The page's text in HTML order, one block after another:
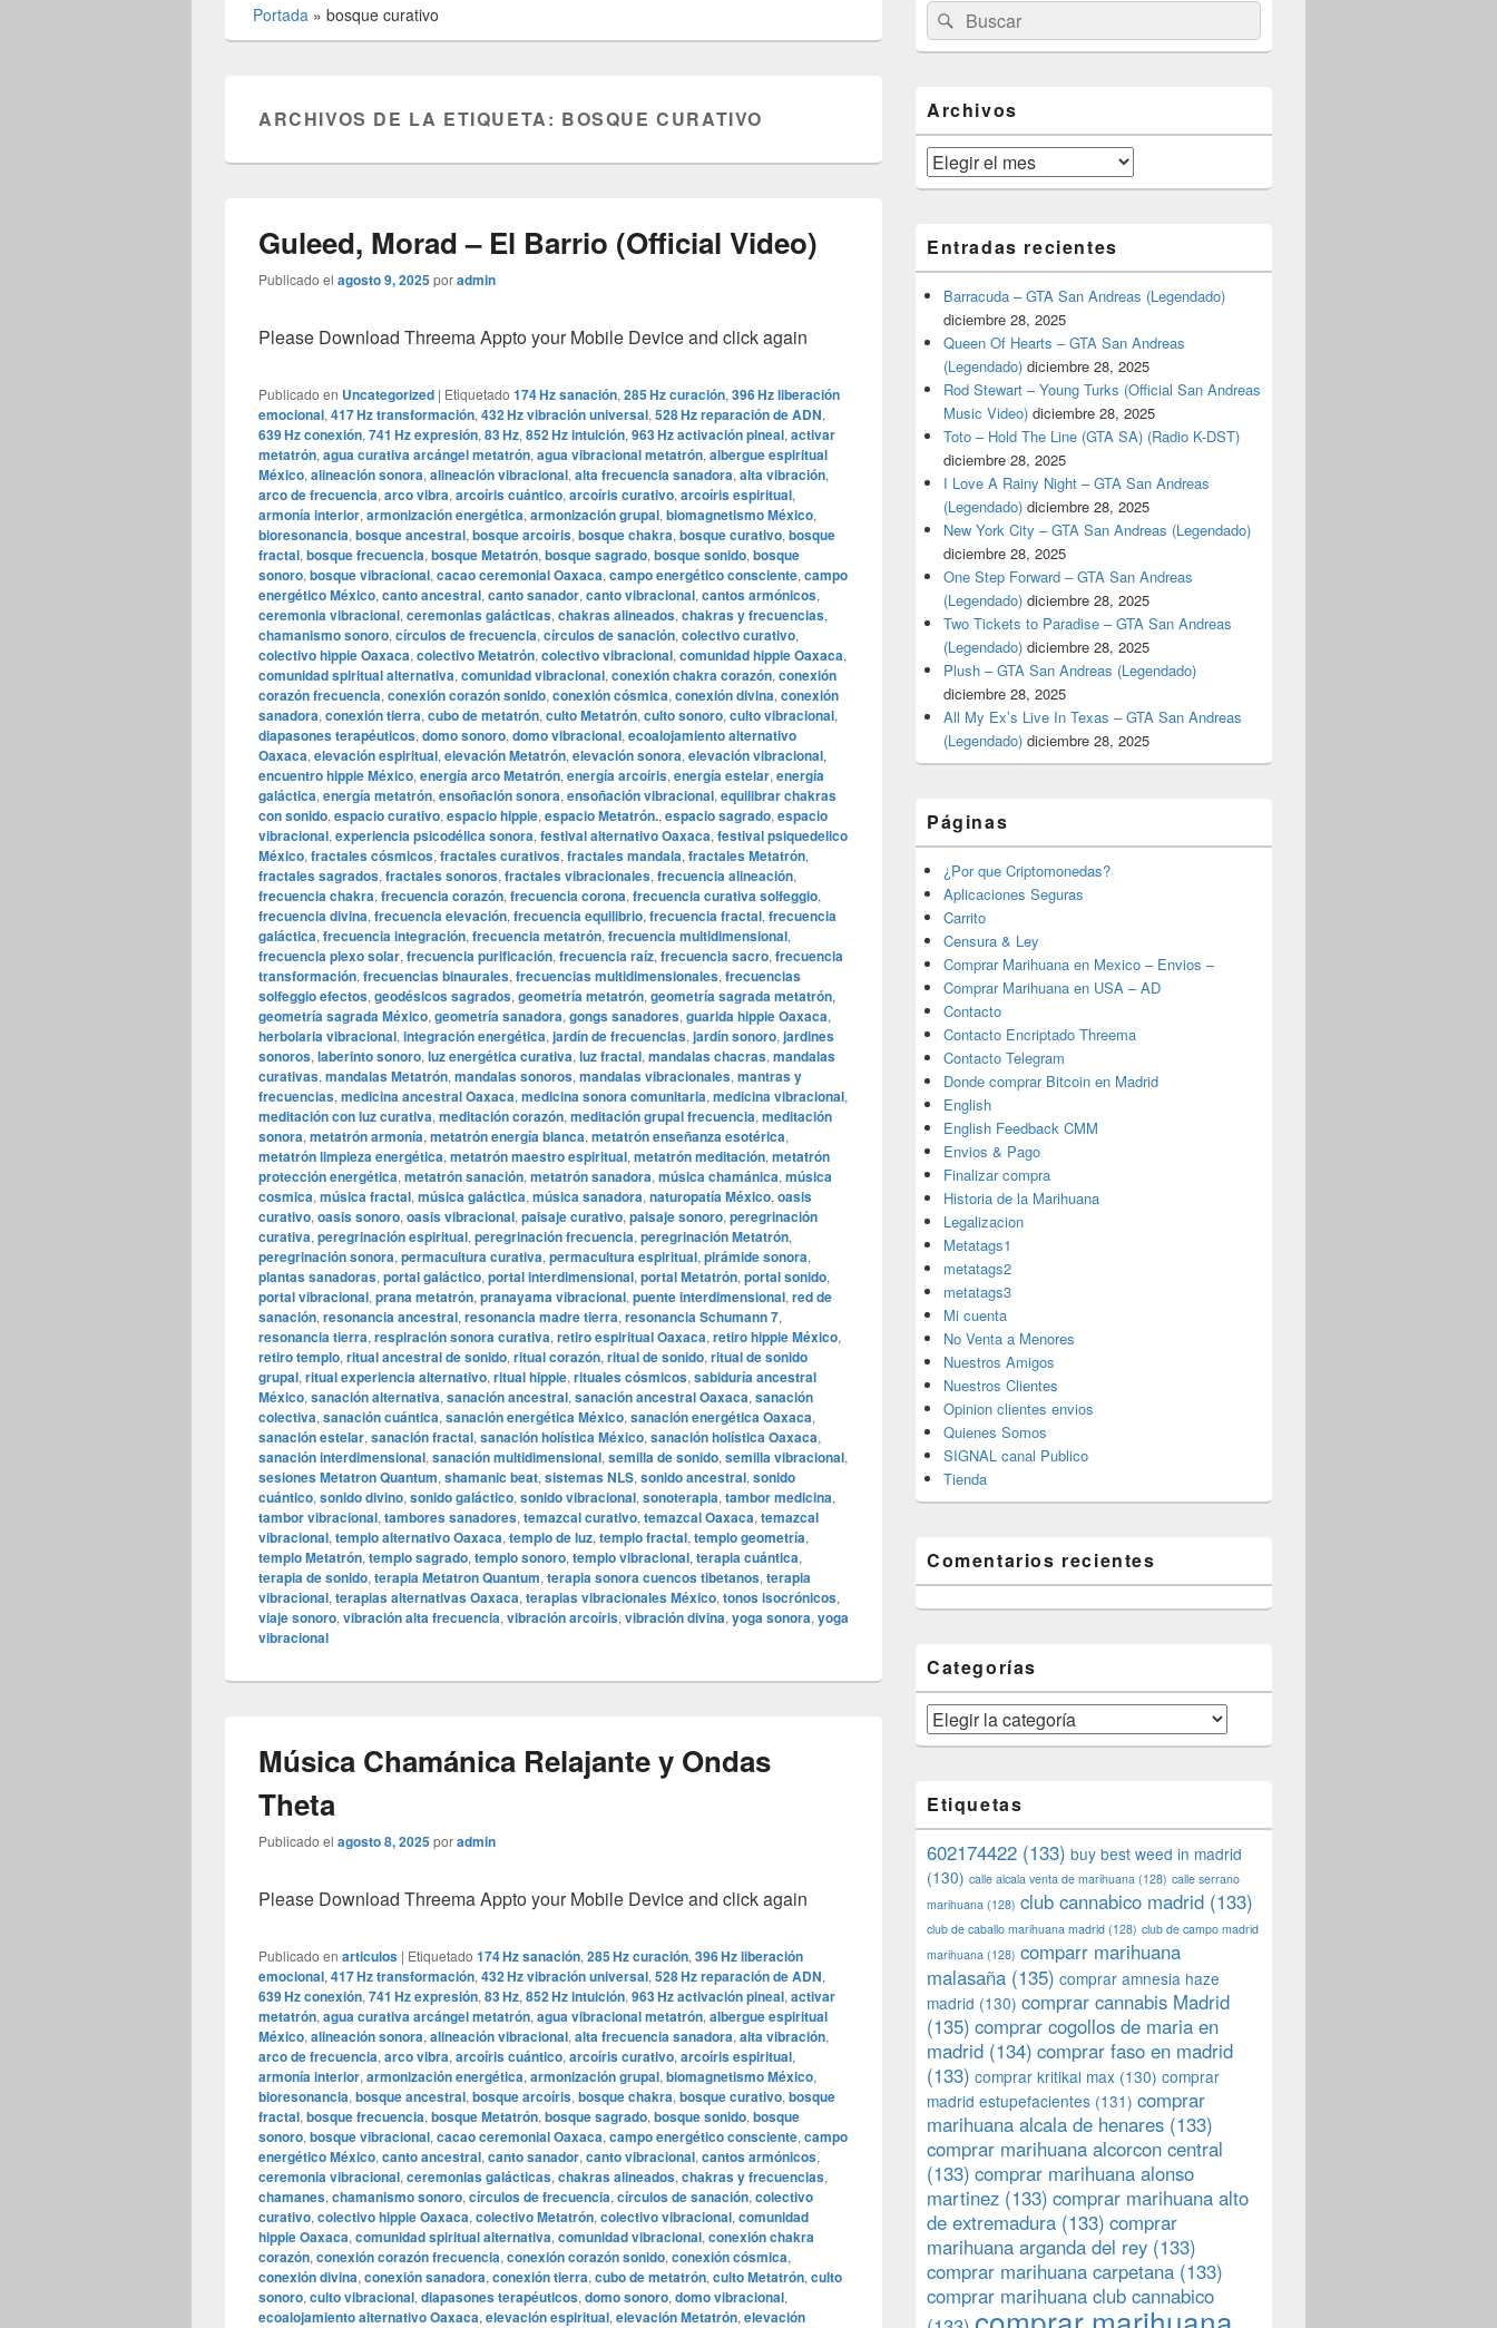
Portada » bosque curativo
ARCHIVOS DE LA ETIQUETA: BOSQUE CURATIVO
Guleed, Morad – El Barrio (Official Video)
Publicado el agosto 9, 2025poradmin
Please Download Threema Appto your Mobile Device and click again
Publicado en Uncategorized | Etiquetado 174 Hz sanación, 285 Hz curación, 396 Hz liberación
emocional, 417 Hz transformación, 432 Hz vibración universal, 528 Hz reparación de ADN,
639 Hz conexión, 741 Hz expresión, 83 Hz, 852 Hz intuición, 963 Hz activación pineal, activar
metatrón, agua curativa arcángel metatrón, agua vibracional metatrón, albergue espiritual
México, alineación sonora, alineación vibracional, alta frecuencia sanadora, alta vibración,
arco de frecuencia, arco vibra, arcoíris cuántico, arcoíris curativo, arcoíris espiritual,
armonía interior, armonización energética, armonización grupal, biomagnetismo México,
bioresonancia, bosque ancestral, bosque arcoíris, bosque chakra, bosque curativo, bosque
fractal, bosque frecuencia, bosque Metatrón, bosque sagrado, bosque sonido, bosque
sonoro, bosque vibracional, cacao ceremonial Oaxaca, campo energético consciente, campo
energético México, canto ancestral, canto sanador, canto vibracional, cantos armónicos,
ceremonia vibracional, ceremonias galácticas, chakras alineados, chakras y frecuencias,
chamanismo sonoro, círculos de frecuencia, círculos de sanación, colectivo curativo,
colectivo hippie Oaxaca, colectivo Metatrón, colectivo vibracional, comunidad hippie Oaxaca,
comunidad spiritual alternativa, comunidad vibracional, conexión chakra corazón, conexión
corazón frecuencia, conexión corazón sonido, conexión cósmica, conexión divina, conexión
sanadora, conexión tierra, cubo de metatrón, culto Metatrón, culto sonoro, culto vibracional,
diapasones terapéuticos, domo sonoro, domo vibracional, ecoalojamiento alternativo
Oaxaca, elevación espiritual, elevación Metatrón, elevación sonora, elevación vibracional,
encuentro hippie México, energía arco Metatrón, energía arcoíris, energía estelar, energía
galáctica, energía metatrón, ensoñación sonora, ensoñación vibracional, equilibrar chakras
con sonido, espacio curativo, espacio hippie, espacio Metatrón., espacio sagrado, espacio
vibracional, experiencia psicodélica sonora, festival alternativo Oaxaca, festival psiquedelico
México, fractales cósmicos, fractales curativos, fractales mandala, fractales Metatrón,
fractales sagrados, fractales sonoros, fractales vibracionales, frecuencia alineación,
frecuencia chakra, frecuencia corazón, frecuencia corona, frecuencia curativa solfeggio,
frecuencia divina, frecuencia elevación, frecuencia equilibrio, frecuencia fractal, frecuencia
galáctica, frecuencia integración, frecuencia metatrón, frecuencia multidimensional,
frecuencia plexo solar, frecuencia purificación, frecuencia raíz, frecuencia sacro, frecuencia
transformación, frecuencias binaurales, frecuencias multidimensionales, frecuencias
solfeggio efectos, geodésicos sagrados, geometría metatrón, geometría sagrada metatrón,
geometría sagrada México, geometría sanadora, gongs sanadores, guarida hippie Oaxaca,
herbolaria vibracional, integración energética, jardín de frecuencias, jardín sonoro, jardines
sonoros, laberinto sonoro, luz energética curativa, luz fractal, mandalas chacras, mandalas
curativas, mandalas Metatrón, mandalas sonoros, mandalas vibracionales, mantras y
frecuencias, medicina ancestral Oaxaca, medicina sonora comunitaria, medicina vibracional,
meditación con luz curativa, meditación corazón, meditación grupal frecuencia, meditación
sonora, metatrón armonía, metatrón energía blanca, metatrón enseñanza esotérica,
metatrón limpieza energética, metatrón maestro espiritual, metatrón meditación, metatrón
protección energética, metatrón sanación, metatrón sanadora, música chamánica, música
cosmica, música fractal, música galáctica, música sanadora, naturopatía México, oasis
curativo, oasis sonoro, oasis vibracional, paisaje curativo, paisaje sonoro, peregrinación
curativa, peregrinación espiritual, peregrinación frecuencia, peregrinación Metatrón,
peregrinación sonora, permacultura curativa, permacultura espiritual, pirámide sonora,
plantas sanadoras, portal galáctico, portal interdimensional, portal Metatrón, portal sonido,
portal vibracional, prana metatrón, pranayama vibracional, puente interdimensional, red de
sanación, resonancia ancestral, resonancia madre tierra, resonancia Schumann 7,
resonancia tierra, respiración sonora curativa, retiro espiritual Oaxaca, retiro hippie México,
retiro templo, ritual ancestral de sonido, ritual corazón, ritual de sonido, ritual de sonido
grupal, ritual experiencia alternativo, ritual hippie, rituales cósmicos, sabiduría ancestral
México, sanación alternativa, sanación ancestral, sanación ancestral Oaxaca, sanación
colectiva, sanación cuántica, sanación energética México, sanación energética Oaxaca,
sanación estelar, sanación fractal, sanación holística México, sanación holística Oaxaca,
sanación interdimensional, sanación multidimensional, semilla de sonido, semilla vibracional,
sesiones Metatron Quantum, shamanic beat, sistemas NLS, sonido ancestral, sonido
cuántico, sonido divino, sonido galáctico, sonido vibracional, sonoterapia, tambor medicina,
tambor vibracional, tambores sanadores, temazcal curativo, temazcal Oaxaca, temazcal
vibracional, templo alternativo Oaxaca, templo de luz, templo fractal, templo geometría,
templo Metatrón, templo sagrado, templo sonoro, templo vibracional, terapia cuántica,
terapia de sonido, terapia Metatron Quantum, terapia sonora cuencos tibetanos, terapia
vibracional, terapias alternativas Oaxaca, terapias vibracionales México, tonos isocrónicos,
viaje sonoro, vibración alta frecuencia, vibración arcoíris, vibración divina, yoga sonora, yoga
vibracional
Música Chamánica Relajante y Ondas
Theta
Publicado el agosto 8, 2025poradmin
Please Download Threema Appto your Mobile Device and click again
Publicado en articulos | Etiquetado 174 Hz sanación, 285 Hz curación, 396 Hz liberación
emocional, 417 Hz transformación, 432 Hz vibración universal, 528 Hz reparación de ADN,
639 Hz conexión, 741 Hz expresión, 83 Hz, 852 Hz intuición, 963 Hz activación pineal, activar
metatrón, agua curativa arcángel metatrón, agua vibracional metatrón, albergue espiritual
México, alineación sonora, alineación vibracional, alta frecuencia sanadora, alta vibración,
arco de frecuencia, arco vibra, arcoíris cuántico, arcoíris curativo, arcoíris espiritual,
armonía interior, armonización energética, armonización grupal, biomagnetismo México,
bioresonancia, bosque ancestral, bosque arcoíris, bosque chakra, bosque curativo, bosque
fractal, bosque frecuencia, bosque Metatrón, bosque sagrado, bosque sonido, bosque
sonoro, bosque vibracional, cacao ceremonial Oaxaca, campo energético consciente, campo
energético México, canto ancestral, canto sanador, canto vibracional, cantos armónicos,
ceremonia vibracional, ceremonias galácticas, chakras alineados, chakras y frecuencias,
chamanes, chamanismo sonoro, círculos de frecuencia, círculos de sanación, colectivo
curativo, colectivo hippie Oaxaca, colectivo Metatrón, colectivo vibracional, comunidad
hippie Oaxaca, comunidad spiritual alternativa, comunidad vibracional, conexión chakra
corazón, conexión corazón frecuencia, conexión corazón sonido, conexión cósmica,
conexión divina, conexión sanadora, conexión tierra, cubo de metatrón, culto Metatrón, culto
sonoro, culto vibracional, diapasones terapéuticos, domo sonoro, domo vibracional,
ecoalojamiento alternativo Oaxaca, elevación espiritual, elevación Metatrón, elevación
área
de
widget
lateral
primaria
Buscar
por:
Buscar
Archivos
Archivos
Entradas recientes
Barracuda – GTA San Andreas (Legendado)
diciembre 28, 2025
Queen Of Hearts – GTA San Andreas
(Legendado) diciembre 28, 2025
Rod Stewart – Young Turks (Official San Andreas
Music Video) diciembre 28, 2025
Toto – Hold The Line (GTA SA) (Radio K-DST)
diciembre 28, 2025
I Love A Rainy Night – GTA San Andreas
(Legendado) diciembre 28, 2025
New York City – GTA San Andreas (Legendado)
diciembre 28, 2025
One Step Forward – GTA San Andreas
(Legendado) diciembre 28, 2025
Two Tickets to Paradise – GTA San Andreas
(Legendado) diciembre 28, 2025
Plush – GTA San Andreas (Legendado)
diciembre 28, 2025
All My Ex’s Live In Texas – GTA San Andreas
(Legendado) diciembre 28, 2025
Páginas
¿Por que Criptomonedas?
Aplicaciones Seguras
Carrito
Censura & Ley
Comprar Marihuana en Mexico – Envios –
Comprar Marihuana en USA – AD
Contacto
Contacto Encriptado Threema
Contacto Telegram
Donde comprar Bitcoin en Madrid
English
English Feedback CMM
Envios & Pago
Finalizar compra
Historia de la Marihuana
Legalizacion
Metatags1
metatags2
metatags3
Mi cuenta
No Venta a Menores
Nuestros Amigos
Nuestros Clientes
Opinion clientes envios
Quienes Somos
SIGNAL canal Publico
Tienda
Comentarios recientes
Categorías
Categorías
Etiquetas
602174422 (133) buy best weed in madrid
(130) calle alcala venta de marihuana (128) calle serrano
marihuana (128) club cannabico madrid (133)
club de caballo marihuana madrid (128) club de campo madrid
marihuana (128) comparr marihuana
malasaña (135) comprar amnesia haze
madrid (130) comprar cannabis Madrid
(135) comprar cogollos de maria en
madrid (134) comprar faso en madrid
(133) comprar kritikal max (130) comprar
madrid estupefacientes (131) comprar
marihuana alcala de henares (133)
comprar marihuana alcorcon central
(133) comprar marihuana alonso
martinez (133) comprar marihuana alto
de extremadura (133) comprar
marihuana arganda del rey (133)
comprar marihuana carpetana (133)
comprar marihuana club cannabico